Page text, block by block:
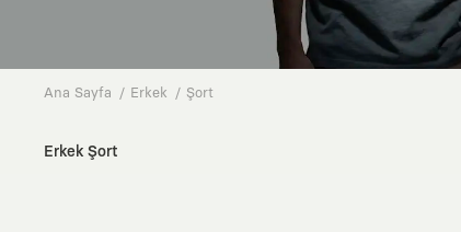
Ana Sayfa Erkek Şort
Erkek Şort